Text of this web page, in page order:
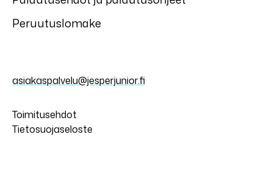
Peruutuslomake
asiakaspalvelu@jesperjunior.fi
Toimitusehdot
Tietosuojaseloste